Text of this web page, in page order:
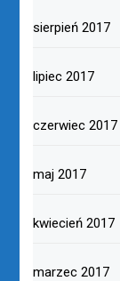
sierpień 2017
lipiec 2017
czerwiec 2017
maj 2017
kwiecień 2017
marzec 2017